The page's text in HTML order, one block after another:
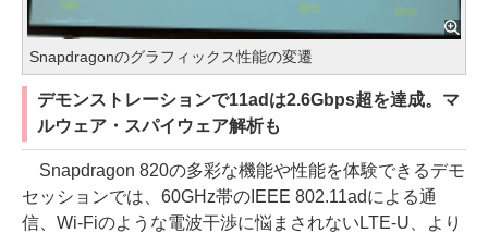
Snapdragonのグラフィックス性能の変遷
デモンストレーションで11adは2.6Gbps超を達成。マ
ルウェア・スパイウェア解析も
Snapdragon 820の多彩な機能や性能を体験できるデモ
セッションでは、60GHz帯のIEEE 802.11adによる通
信、Wi-Fiのような電波干渉に悩まされないLTE-U、より